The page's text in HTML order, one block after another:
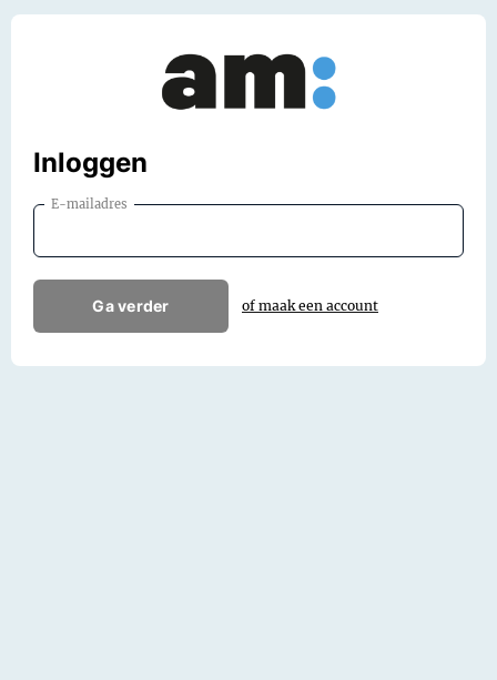
Inloggen
E-mailadres
Ga verder of maak een account